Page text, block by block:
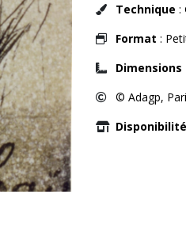
Technique :
Format :
Dimensions
© Adagp,
Disponibilité